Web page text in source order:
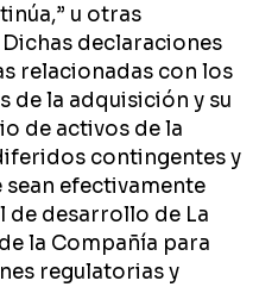
u otras
declaraciones
relacionadas con los
de la adquisición y su
de activos de la
contingentes y
efectivamente
de desarrollo de La
la Compañía para
regulatorias y